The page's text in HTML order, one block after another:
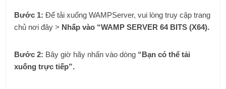
Bước 1:Để tải xuống WAMPServer, vui lòng truy cập trang
chủ nơi đây> Nhấp vào “WAMP SERVER 64 BITS (X64).
Bước 2: Bây giờ hãy nhấn vào dòng “Bạn có thể tải
xuống trực tiếp”.